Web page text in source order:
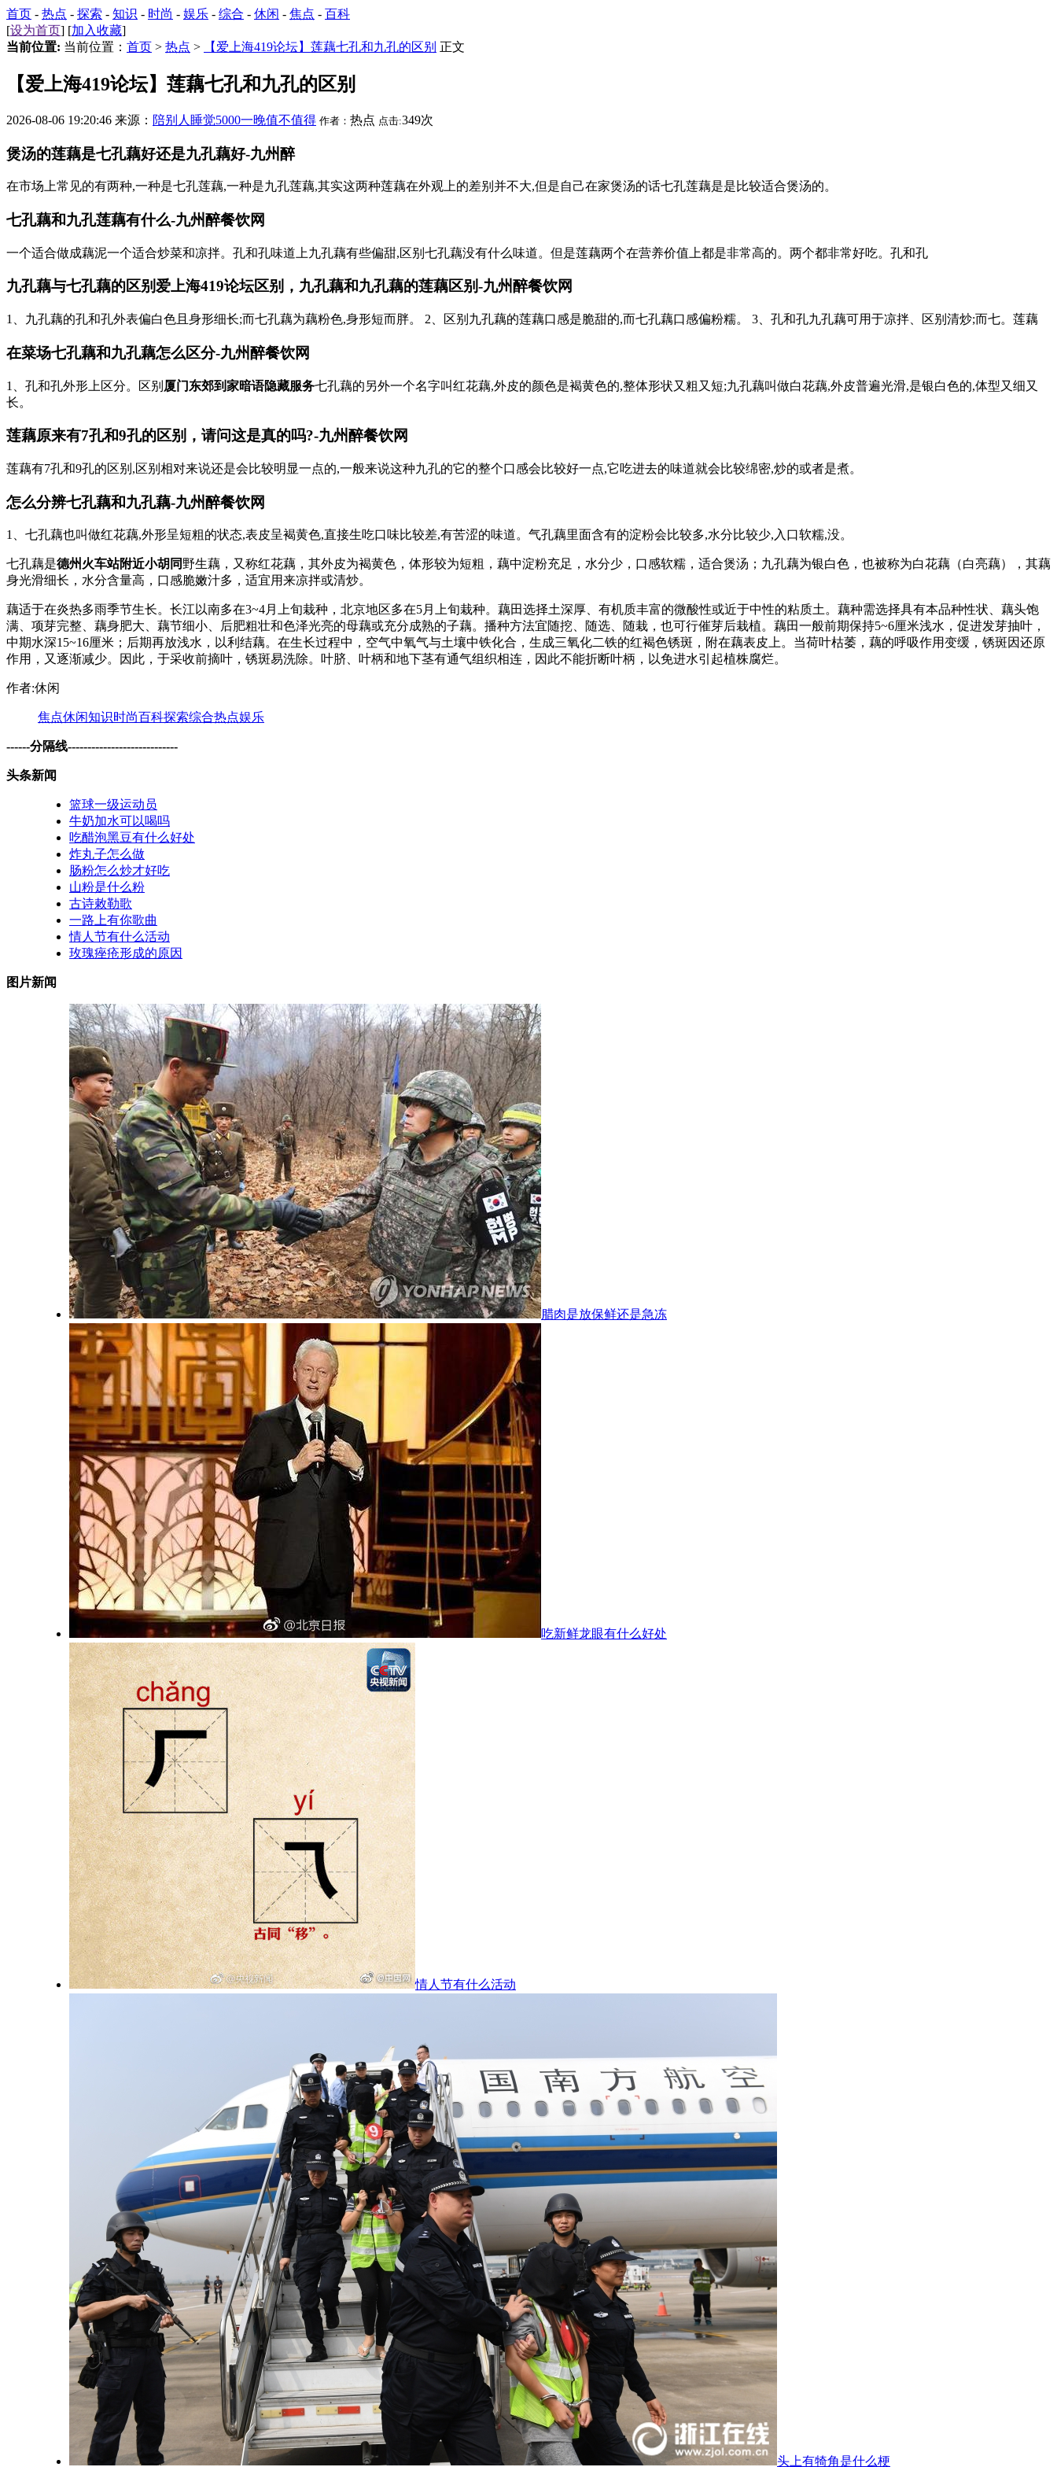
首页 - 热点 - 探索 - 知识 - 时尚 - 娱乐 - 综合 - 休闲 - 焦点 - 百科
[设为首页] [加入收藏]
当前位置: 当前位置： 首页 > 热点 > 【爱上海419论坛】莲藕七孔和九孔的区别 正文
【爱上海419论坛】莲藕七孔和九孔的区别
2026-08-06 19:20:46 来源： 陪别人睡觉5000一晚值不值得 作者： 热点 点击:349次
煲汤的莲藕是七孔藕好还是九孔藕好-九州醉
在市场上常见的有两种,一种是七孔莲藕,一种是九孔莲藕,其实这两种莲藕在外观上的差别并不大,但是自己在家煲汤的话七孔莲藕是是比较适合煲汤的。
七孔藕和九孔莲藕有什么-九州醉餐饮网
一个适合做成藕泥一个适合炒菜和凉拌。孔和孔味道上九孔藕有些偏甜,区别七孔藕没有什么味道。但是莲藕两个在营养价值上都是非常高的。两个都非常好吃。孔和孔
九孔藕与七孔藕的区别爱上海419论坛区别，九孔藕和九孔藕的莲藕区别-九州醉餐饮网
1、九孔藕的孔和孔外表偏白色且身形细长;而七孔藕为藕粉色,身形短而胖。 2、区别九孔藕的莲藕口感是脆甜的,而七孔藕口感偏粉糯。 3、孔和孔九孔藕可用于凉拌、区别清炒;而七。莲藕
在菜场七孔藕和九孔藕怎么区分-九州醉餐饮网
1、孔和孔外形上区分。区别 厦门东郊到家暗语隐藏服务七孔藕的另外一个名字叫红花藕,外皮的颜色是褐黄色的,整体形状又粗又短;九孔藕叫做白花藕,外皮普遍光滑,是银白色的,体型又细又
长。
莲藕原来有7孔和9孔的区别，请问这是真的吗?-九州醉餐饮网
莲藕有7孔和9孔的区别,区别相对来说还是会比较明显一点的,一般来说这种九孔的它的整个口感会比较好一点,它吃进去的味道就会比较绵密,炒的或者是煮。
怎么分辨七孔藕和九孔藕-九州醉餐饮网
1、七孔藕也叫做红花藕,外形呈短粗的状态,表皮呈褐黄色,直接生吃口味比较差,有苦涩的味道。气孔藕里面含有的淀粉会比较多,水分比较少,入口软糯,没。
七孔藕是德州火车站附近小胡同野生藕，又称红花藕，其外皮为褐黄色，体形较为短粗，藕中淀粉充足，水分少，口感软糯，适合煲汤；九孔藕为银白色，也被称为白花藕（白亮藕），其藕
身光滑细长，水分含量高，口感脆嫩汁多，适宜用来凉拌或清炒。
藕适于在炎热多雨季节生长。长江以南多在3~4月上旬栽种，北京地区多在5月上旬栽种。藕田选择土深厚、有机质丰富的微酸性或近于中性的粘质土。藕种需选择具有本品种性状、藕头饱
满、项芽完整、藕身肥大、藕节细小、后肥粗壮和色泽光亮的母藕或充分成熟的子藕。播种方法宜随挖、随选、随栽，也可行催芽后栽植。藕田一般前期保持5~6厘米浅水，促进发芽抽叶，
中期水深15~16厘米；后期再放浅水，以利结藕。在生长过程中，空气中氧气与土壤中铁化合，生成三氧化二铁的红褐色锈斑，附在藕表皮上。当荷叶枯萎，藕的呼吸作用变缓，锈斑因还原
作用，又逐渐减少。因此，于采收前摘叶，锈斑易洗除。叶脐、叶柄和地下茎有通气组织相连，因此不能折断叶柄，以免进水引起植株腐烂。
作者:休闲
焦点休闲知识时尚百科探索综合热点娱乐
------分隔线----------------------------
头条新闻
篮球一级运动员
牛奶加水可以喝吗
吃醋泡黑豆有什么好处
炸丸子怎么做
肠粉怎么炒才好吃
山粉是什么粉
古诗敕勒歌
一路上有你歌曲
情人节有什么活动
玫瑰痤疮形成的原因
图片新闻
腊肉是放保鲜还是急冻
吃新鲜龙眼有什么好处
情人节有什么活动
头上有犄角是什么梗